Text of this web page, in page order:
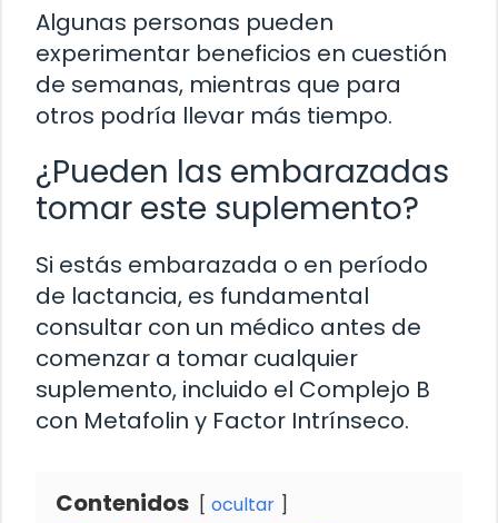
Algunas personas pueden
experimentar beneficios en cuestión
de semanas, mientras que para
otros podría llevar más tiempo.
¿Pueden las embarazadas
tomar este suplemento?
Si estás embarazada o en período
de lactancia, es fundamental
consultar con un médico antes de
comenzar a tomar cualquier
suplemento, incluido el Complejo B
con Metafolin y Factor Intrínseco.
Contenidos ocultar